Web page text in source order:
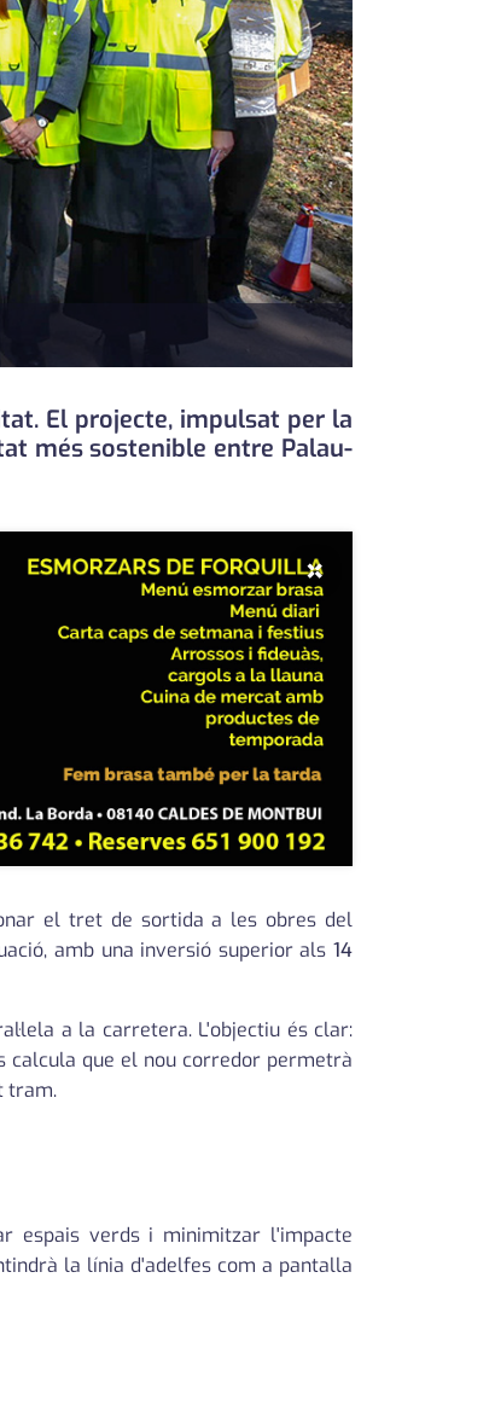
El projecte, impulsat per la
més sostenible entre Palau-
×
el tret de sortida a les obres del
amb una inversió superior als14
a la carretera. L'objectiu és clar:
que el nou corredor permetrà
tram.
espais verds i minimitzar l'impacte
la línia d'adelfes com a pantalla